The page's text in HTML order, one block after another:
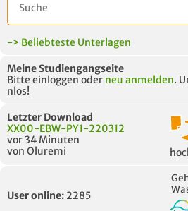
-> Beliebteste Unterlagen
Meine Studiengangseite
Bitte einloggen oder neu anmelden.
nlos!
Letzter Download
XX00-EBW-PY1-220312
vor 34 Minuten
von Oluremi
User online: 2285